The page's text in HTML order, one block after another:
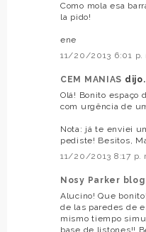
Como mola esa
la pido!
ene
11/20/2013 6:01 p.
CEM MANIAS
Olá! Bonito espaço
com urgência de
Nota: já te enviei
pediste! Besitos,
11/20/2013 8:17 p.
Nosy Parker blog
Alucino! Que
de las paredes de
mismo tiempo